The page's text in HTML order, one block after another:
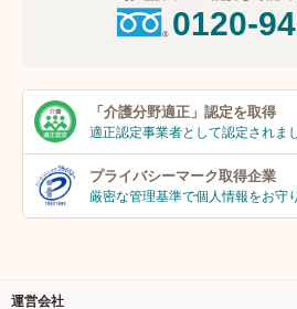
0120-
「介護分野適正」 認定を取得
適正認定事業者として認定されま
プライバシーマーク取得企業
厳密な管理基準で個人情報をお守
運営会社